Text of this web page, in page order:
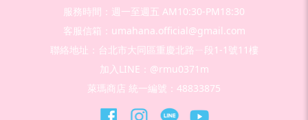
服務時間：週一至週五 AM10:30-PM18:30
客服信箱：umahana.official@gmail.com
聯絡地址：台北市大同區重慶北路ㄧ段1-1號11樓
加入LINE：@rmu0371m
萊瑪商店 統一編號：48833875